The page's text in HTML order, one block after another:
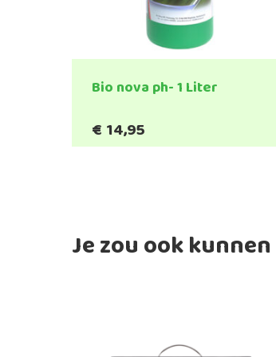
Bio nova ph- 1 Liter
€ 14,95
Je zou ook